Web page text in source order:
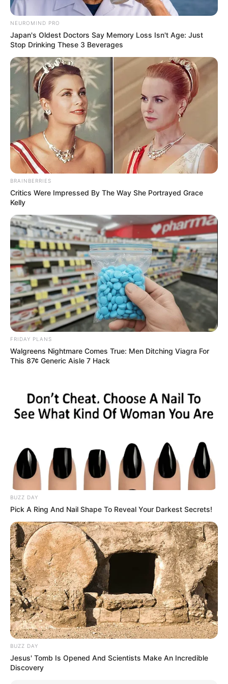
Posted
in
Friss hírek
Visszatért a Kincsvadászok
képernyőről eltűnt sztárja,
Molnár Viktor
bySzerző • June 9, 2025
Nemcsak a rajongók érezték a licitáló hiányát,
hanem műsortársai is, akik most nagyon örülnek a
visszatérésének.
Hirdetés
Rövidebb kihagyás után újra a képernyőn láthatjuk
NEUROMIND PRO
Japan's Oldest Doctors Say Memory Loss Isn't Age: Just
Stop Drinking These 3 Beverages
BRAINBERRIES
Critics Were Impressed By The Way She Portrayed Grace
Kelly
FRIDAY PLANS
Walgreens Nightmare Comes True: Men Ditching Viagra For
This 87¢ Generic Aisle 7 Hack
BUZZ DAY
Pick A Ring And Nail Shape To Reveal Your Darkest Secrets!
BUZZ DAY
Jesus' Tomb Is Opened And Scientists Make An Incredible
Discovery